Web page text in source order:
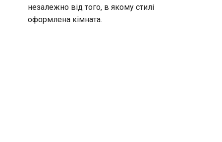
незалежно від того, в якому стилі
оформлена кімната.